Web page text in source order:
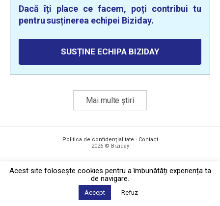
Dacă îți place ce facem, poți contribui tu
pentru susținerea echipei Biziday.
SUSȚINE ECHIPA BIZIDAY
Mai multe știri
Politica de confidențialitate · Contact
2026 © Biziday
Acest site foloseşte cookies pentru a îmbunătăți experiența ta
de navigare.
Accept Refuz